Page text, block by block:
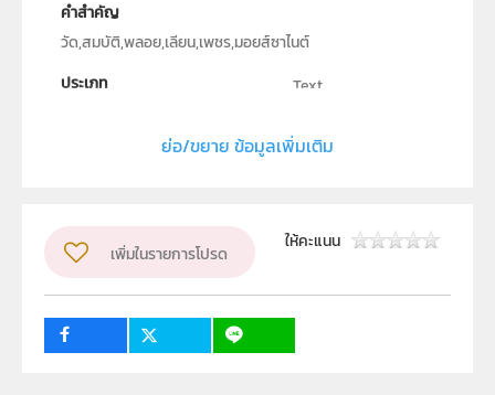
คำสำคัญ
วัด,สมบัติ,พลอย,เลียน,เพชร,มอยส์ซาไนต์
ประเภท
Text
ภาควิชาฟิสิกส์ คณะวิทยาศาสตร์ มหาวิทยาลัยนเรศวร
ระดับชั้น
ย่อ/ขยาย ข้อมูลเพิ่มเติม
เพิ่มในรายการโปรด
ให้คะแนน